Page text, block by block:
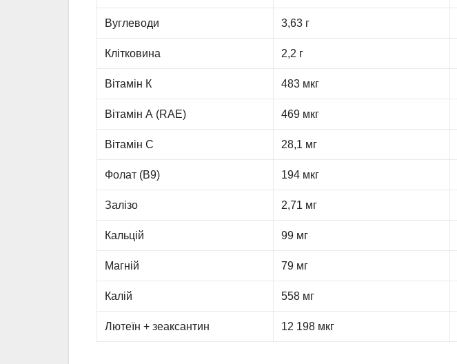
Вуглеводи 3,63 г
Клітковина 2,2 г
Вітамін К 483 мкг
Вітамін А (RAE) 469 мкг
Вітамін С 28,1 мг
Фолат (B9) 194 мкг
Залізо 2,71 мг
Кальцій 99 мг
Магній 79 мг
Калій 558 мг
Лютеїн + зеаксантин 12 198 мкг